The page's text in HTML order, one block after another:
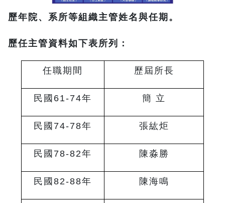
歷年院、系所等組織主管姓名與任期。
歷任主管資料如下表所列：
任職期間 歷屆所長
民國 61-74年 簡 立
民國 74-78年 張紘炬
民國 78-82年 陳淼勝
民國 82-88年 陳海鳴